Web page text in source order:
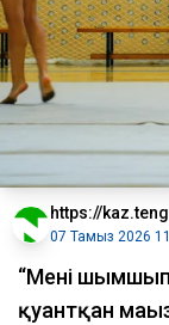
https://
07 Тамыз 2026
“Мені шымшып
қуантқан